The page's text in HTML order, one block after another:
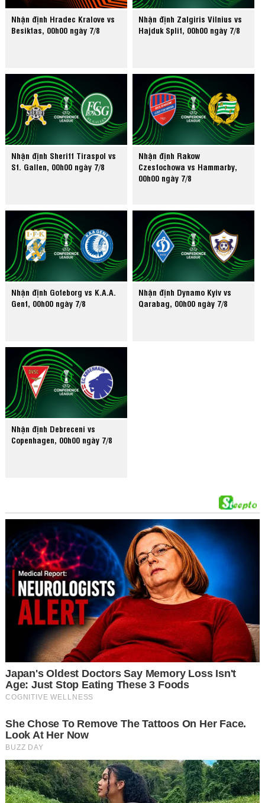
Nhận định Hradec Kralove vs
Besiktas, 00h00 ngày 7/8
Nhận định Zalgiris Vilnius vs
Hajduk Split, 00h00 ngày 7/8
Nhận định Sheriff Tiraspol vs
St. Gallen, 00h00 ngày 7/8
Nhận định Rakow
Czestochowa vs Hammarby,
00h00 ngày 7/8
Nhận định Goteborg vs K.A.A.
Gent, 00h00 ngày 7/8
Nhận định Dynamo Kyiv vs
Qarabag, 00h00 ngày 7/8
Nhận định Debreceni vs
Copenhagen, 00h00 ngày 7/8